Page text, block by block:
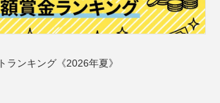
ランキング《2026年夏》